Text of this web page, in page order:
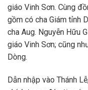
giáo Vinh Sơn. Cùng
gồm có cha Giám tỉnh
cha Aug. Nguyễn Hữu
giáo Vinh Sơn; cũng
Dòng.
Dẫn nhập vào Thánh